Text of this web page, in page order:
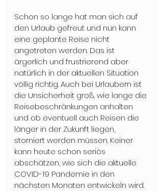
Schon so lange hat man sich auf
den Urlaub gefreut und nun kann
eine geplante Reise nicht
angetreten werden. Das ist
ärgerlich und frustrierend aber
natürlich in der aktuellen Situation
völlig richtig. Auch bei Urlaubern ist
die Unsicherheit groß, wie lange die
Reisebeschränkungen anhalten
und ob eventuell auch Reisen die
länger in der Zukunft liegen,
storniert werden müssen. Keiner
kann heute schon seriös
abschätzen, wie sich die aktuelle
COVID-19 Pandemie in den
nächsten Monaten entwickeln wird.